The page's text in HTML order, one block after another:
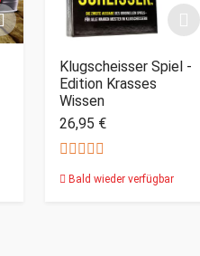
Klugscheisser Spiel -
Edition Krasses
Wissen
26,95 €
Bald wieder verfügbar